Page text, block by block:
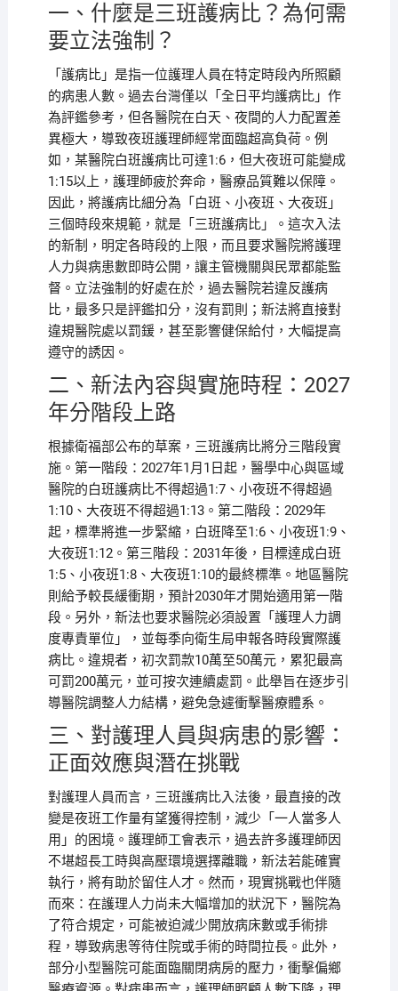
一、什麼是三班護病比？為何需
要立法強制？
「護病比」是指一位護理人員在特定時段內所照顧
的病患人數。過去台灣僅以「全日平均護病比」作
為評鑑參考，但各醫院在白天、夜間的人力配置差
異極大，導致夜班護理師經常面臨超高負荷。例
如，某醫院白班護病比可達1:6，但大夜班可能變成
1:15以上，護理師疲於奔命，醫療品質難以保障。
因此，將護病比細分為「白班、小夜班、大夜班」
三個時段來規範，就是「三班護病比」。這次入法
的新制，明定各時段的上限，而且要求醫院將護理
人力與病患數即時公開，讓主管機關與民眾都能監
督。立法強制的好處在於，過去醫院若違反護病
比，最多只是評鑑扣分，沒有罰則；新法將直接對
違規醫院處以罰鍰，甚至影響健保給付，大幅提高
遵守的誘因。
二、新法內容與實施時程：2027
年分階段上路
根據衛福部公布的草案，三班護病比將分三階段實
施。第一階段：2027年1月1日起，醫學中心與區域
醫院的白班護病比不得超過1:7、小夜班不得超過
1:10、大夜班不得超過1:13。第二階段：2029年
起，標準將進一步緊縮，白班降至1:6、小夜班1:9、
大夜班1:12。第三階段：2031年後，目標達成白班
1:5、小夜班1:8、大夜班1:10的最終標準。地區醫院
則給予較長緩衝期，預計2030年才開始適用第一階
段。另外，新法也要求醫院必須設置「護理人力調
度專責單位」，並每季向衛生局申報各時段實際護
病比。違規者，初次罰款10萬至50萬元，累犯最高
可罰200萬元，並可按次連續處罰。此舉旨在逐步引
導醫院調整人力結構，避免急遽衝擊醫療體系。
三、對護理人員與病患的影響：
正面效應與潛在挑戰
對護理人員而言，三班護病比入法後，最直接的改
變是夜班工作量有望獲得控制，減少「一人當多人
用」的困境。護理師工會表示，過去許多護理師因
不堪超長工時與高壓環境選擇離職，新法若能確實
執行，將有助於留住人才。然而，現實挑戰也伴隨
而來：在護理人力尚未大幅增加的狀況下，醫院為
了符合規定，可能被迫減少開放病床數或手術排
程，導致病患等待住院或手術的時間拉長。此外，
部分小型醫院可能面臨關閉病房的壓力，衝擊偏鄉